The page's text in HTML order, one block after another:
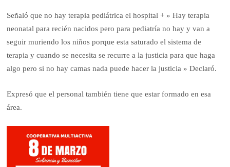
Señaló que no hay terapia pediátrica el hospital + » Hay terapia
neonatal para recién nacidos pero para pediatría no hay y van a
seguir muriendo los niños porque esta saturado el sistema de
terapia y cuando se necesita se recurre a la justicia para que haga
algo pero si no hay camas nada puede hacer la justicia » Declaró.
Expresó que el personal también tiene que estar formado en esa
área.